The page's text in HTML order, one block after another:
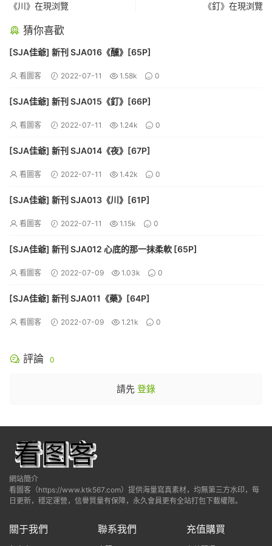
《川》在現浏覽
《釘》在現浏覽
猜你喜歡
[SJA佳爺] 新刊 SJA016《醺》[65P]
看圖客 2022-07-11 1.58k 0
[SJA佳爺] 新刊 SJA015《釘》[66P]
看圖客 2022-07-11 1.24k 0
[SJA佳爺] 新刊 SJA014《夜》[67P]
看圖客 2022-07-11 1.42k 0
[SJA佳爺] 新刊 SJA013《川》[61P]
看圖客 2022-07-11 1.15k 0
[SJA佳爺] 新刊 SJA012 心底的那一抹柔軟 [65P]
看圖客 2022-07-09 1.03k 0
[SJA佳爺] 新刊 SJA011《藥》[64P]
看圖客 2022-07-09 1.21k 0
評論 0
請先 登錄
網站簡介
看圖客（https://www.ktk567.com）提供海量寫真素材，均無第三方水印，每
日更新，穩定運營，信譽質量有保障，永久會員更有全站打包下載權限。
關于我們 聯系我們 充值購買